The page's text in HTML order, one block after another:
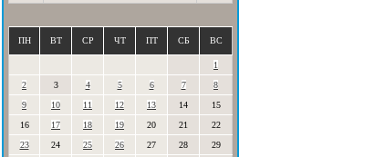
ПН ВТ СР ЧТ ПТ СБ ВС
1
2
3 4 5 6 7
8
9
10 11 12 13 14
15
16
17 18 19 20 21
22
23
24 25 26 27 28
29